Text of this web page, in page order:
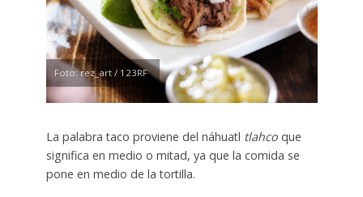
Foto: rez_art / 123RF
La palabra taco proviene del náhuatl tlahcoque
significa en medio o mitad, ya que la comida se
pone en medio de la tortilla.